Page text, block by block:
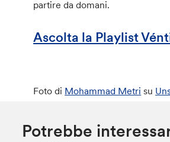
partire da domani.
Ascolta la Playlist
Foto di Mohammad Metri su
Potrebbe